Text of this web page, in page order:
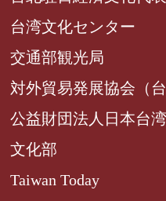
台湾文化センター
交通部観光局
対外貿易発展協会（
公益財団法人日本台
文化部
Taiwan Today